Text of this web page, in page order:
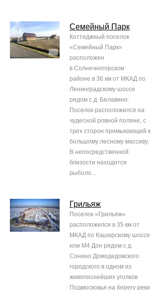
Семейный Парк
Коттеджный поселок
«Семейный Парк»
расположен
в Солнечногорском
районе в 36 км от МКАД по
Ленинградскому шоссе
рядом с д. Белавино.
Поселок расположился на
чудесной ровной поляне, с
трех сторон примыкающей к
большому лесному массиву.
В непосредственной
близости находится
рыболо...
Грильяж
Поселок «Грильяж»
расположился в 35 км от
МКАД по Каширскому шоссе
или М4 Дон рядом с д.
Сонино Домодедовского
городского в одном из
живописнейших уголков
Подмосковья на берегу реки